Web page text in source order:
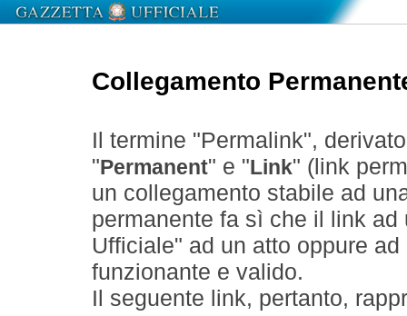
Collegamento
Il termine "Permalink",
" Permanent" e " Link" (link
un collegamento stabile ad
permanente fa sì che il link
Ufficiale" ad un atto oppure
funzionante e valido.
Il seguente link, pertanto,